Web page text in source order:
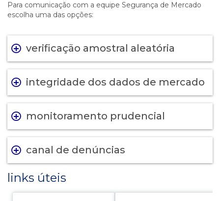
Para comunicação com a equipe Segurança de Mercado
escolha uma das opções:
verificação amostral aleatória
integridade dos dados de mercado
monitoramento prudencial
canal de denúncias
links úteis